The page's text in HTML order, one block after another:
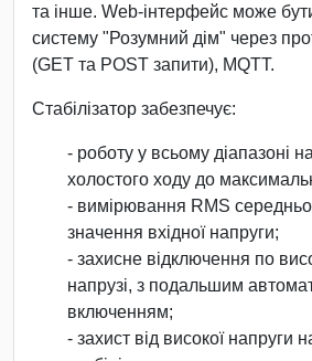
та інше. Web-інтерфейс може
систему "Розумний дім" через
(GET та POST запити), MQTT.
Стабілізатор забезпечує:
- роботу у всьому діапазоні
холостого ходу до
- вимірювання RMS
значення вхідної напруги;
- захисне відключення по
напрузі, з подальшим
включенням;
- захист від високої напруги